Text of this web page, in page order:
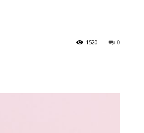
0
1520